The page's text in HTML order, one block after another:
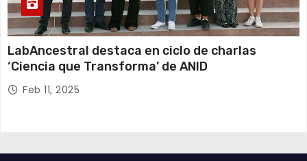
LabAncestral destaca en ciclo de charlas
‘Ciencia que Transforma’ de ANID
Feb 11, 2025